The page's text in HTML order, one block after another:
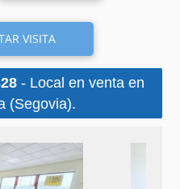
VISITA
- Local en venta en
(Segovia).